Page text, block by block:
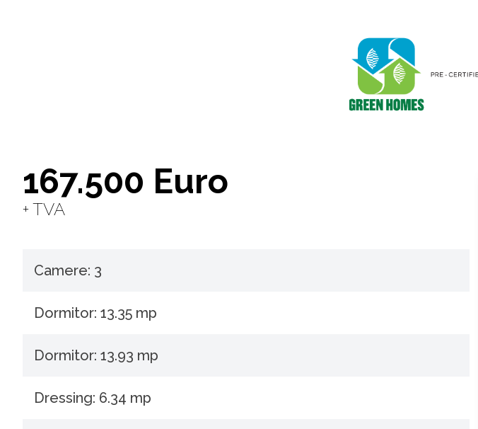
167.500 Euro
+ TVA
Camere: 3
Dormitor: 13.35 mp
Dormitor: 13.93 mp
Dressing: 6.34 mp